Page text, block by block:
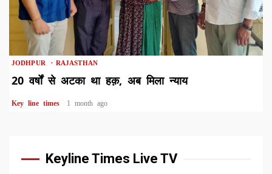
1 min read
JODHPUR RAJASTHAN
20 वर्षों से अटका था हक़, अब मिला न्याय
Key line times 1 month ago
Keyline Times Live TV